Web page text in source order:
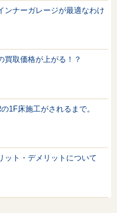
ンナーガレージが最適なわけ
買取価格が上がる！？
1F床施工がされるまで。
ット・デメリットについて